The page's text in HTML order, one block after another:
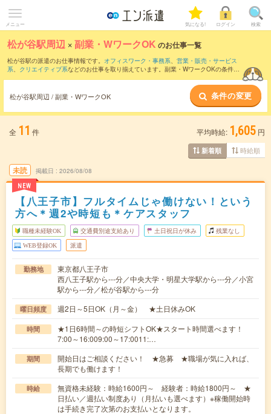
メニュー 気になる! ログイン 検索
松が谷駅周辺 ×副業・WワークOK のお仕事一覧
松が谷駅の派遣のお仕事情報です。 オフィスワーク・事務系、 営業・販売・サービス
系、 クリエイティブ系などのお仕事を取り揃えています。副業・WワークOKの条件の
松が谷駅周辺 / 副業・WワークOK 条件の変更
全 11 件 平均時給: 1,605 円
新着順 時給順
未読
NEW
掲載日 2026/08/08
【八王子市】フルタイムじゃ働けない！という
方へ＊週2や時短も＊ケアスタッフ
職種未経験OK 交通費別途支給あり 土日祝日が休み 残業なし
WEB登録OK 派遣
勤務地
東京都八王子市
西八王子駅から---分／中央大学・明星大学駅から---分／小宮
駅から---分／松が谷駅から---分
曜日頻度 週2日～5日OK（月～金） ★土日休みOK
時間
★1日6時間～の時短シフトOK★スタート時間選べます！
7:00～16:009:00～17:0011:…
期間
開始日はご相談ください！ ★急募 ★職場が気に入れば、
長期でも働けます！
時給
無資格未経験：時給1600円～ 経験者：時給1800円～ ★
日払い／週払い制度あり（月払いも選べます）※稼働開始時
は手続き完了次第のお支払いとなります。